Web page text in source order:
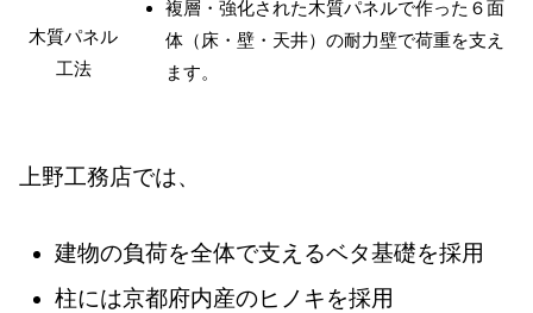
木質パネル
工法
複層・強化された木質パネルで作った６面
体（床・壁・天井）の耐力壁で荷重を支え
ます。
上野工務店では、
建物の負荷を全体で支えるベタ基礎を採用
柱には京都府内産のヒノキを採用